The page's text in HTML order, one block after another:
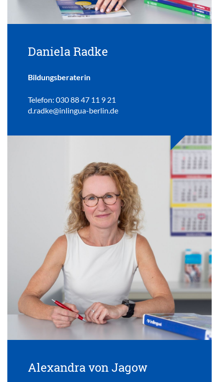
Daniela Radke
Bildungsberaterin
Telefon: 030 88 47 11 9 21
d.radke@inlingua-berlin.de
Alexandra von Jagow